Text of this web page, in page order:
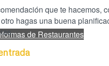
de Restaurantes
que te hacemos,
hagas una buena